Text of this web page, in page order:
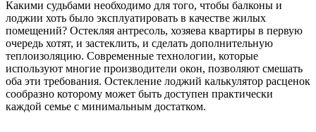
Какими судьбами необходимо для того, чтобы балконы и
лоджии хоть было эксплуатировать в качестве жилых
помещений? Остекляя антресоль, хозяева квартиры в первую
очередь хотят, и застеклить, и сделать дополнительную
теплоизоляцию. Современные технологии, которые
используют многие производители окон, позволяют смешать
оба эти требования. Остекление лоджий калькулятор расценок
сообразно которому может быть доступен практически
каждой семье с минимальным достатком.